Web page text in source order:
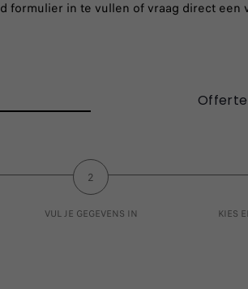
in te vullen of vraag direct
2
VUL JE GEGEVENS IN KIES